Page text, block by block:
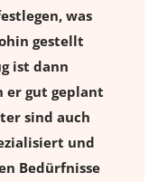
was
gestellt
ist dann
er gut geplant
sind auch
und
Bedürfnisse